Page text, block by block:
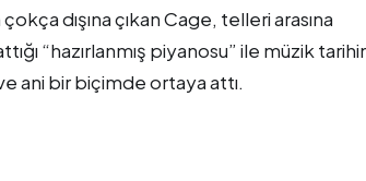
dışına çıkan Cage, telleri arasına
“hazırlanmış piyanosu” ile müzik
ani bir biçimde ortaya attı.